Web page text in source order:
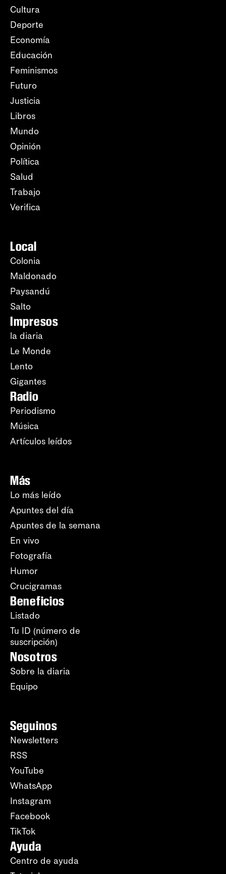
Cultura
Deporte
Economía
Educación
Feminismos
Futuro
Justicia
Libros
Mundo
Opinión
Política
Salud
Trabajo
Verifica
Local
Colonia
Maldonado
Paysandú
Salto
Impresos
la diaria
Le Monde
Lento
Gigantes
Radio
Periodismo
Música
Artículos leídos
Más
Lo más leído
Apuntes del día
Apuntes de la semana
En vivo
Fotografía
Humor
Crucigramas
Beneficios
Listado
Tu ID (número de
suscripción)
Nosotros
Sobre la diaria
Equipo
Seguinos
Newsletters
RSS
YouTube
WhatsApp
Instagram
Facebook
TikTok
Ayuda
Centro de ayuda